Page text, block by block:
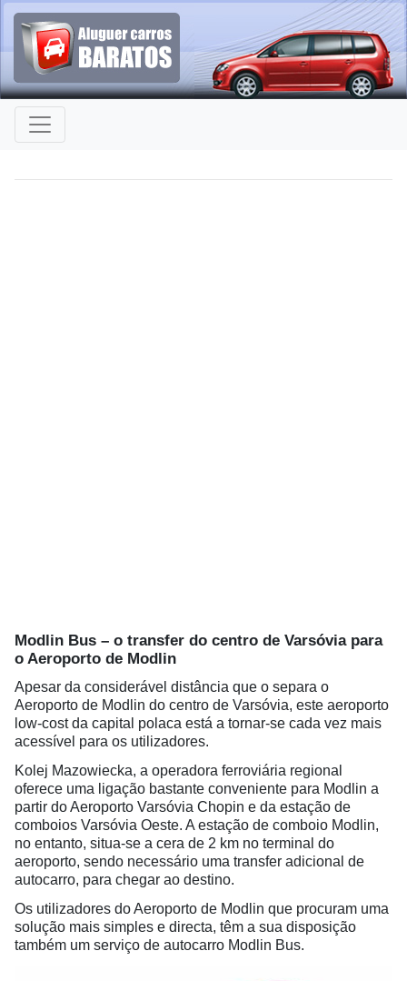
Modlin Bus – o transfer do centro de Varsóvia para
o Aeroporto de Modlin
Apesar da considerável distância que o separa o
Aeroporto de Modlin do centro de Varsóvia, este aeroporto
low-cost da capital polaca está a tornar-se cada vez mais
acessível para os utilizadores.
Kolej Mazowiecka, a operadora ferroviária regional
oferece uma ligação bastante conveniente para Modlin a
partir do Aeroporto Varsóvia Chopin e da estação de
comboios Varsóvia Oeste. A estação de comboio Modlin,
no entanto, situa-se a cera de 2 km no terminal do
aeroporto, sendo necessário uma transfer adicional de
autocarro, para chegar ao destino.
Os utilizadores do Aeroporto de Modlin que procuram uma
solução mais simples e directa, têm a sua disposição
também um serviço de autocarro Modlin Bus.